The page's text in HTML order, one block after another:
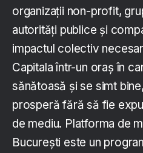
organizații non-profit,
autorități publice și
impactul colectiv
Capitala într-un oraș în
sănătoasă și se simt
prosperă fără să fie
de mediu. Platforma de
București este un